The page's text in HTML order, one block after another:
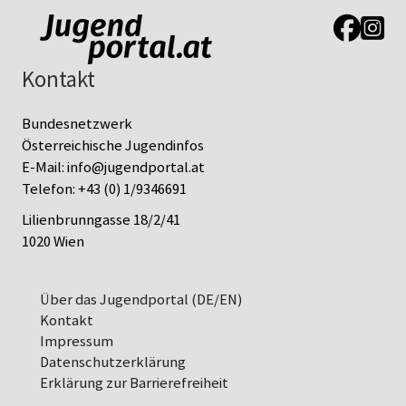
Link zur
Link
Kontakt
Bundesnetzwerk
Österreichische Jugendinfos
E-Mail:info@jugendportal.at
Telefon:+43 (0) 1/9346691
Lilienbrunngasse 18/2/41
1020 Wien
Über das Jugendportal (DE/EN)
Kontakt
Impressum
Datenschutz­erklärung
Erklärung zur Barrierefreiheit